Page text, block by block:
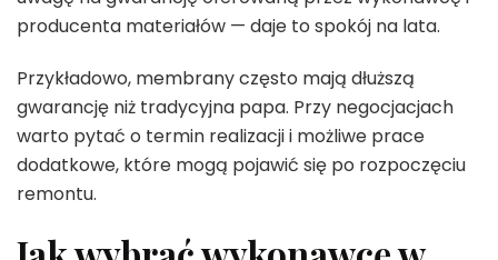
producenta materiałów — daje to spokój na lata.
Przykładowo, membrany często mają dłuższą
gwarancję niż tradycyjna papa. Przy negocjacjach
warto pytać o termin realizacji i możliwe prace
dodatkowe, które mogą pojawić się po rozpoczęciu
remontu.